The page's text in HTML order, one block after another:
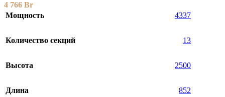
4 766 Br
Мощность
4337
Количество секций 13
Высота 2500
Длина 852